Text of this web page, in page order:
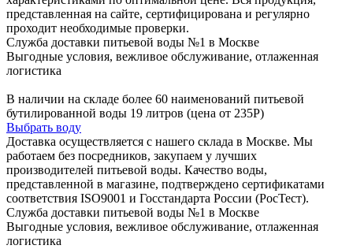
представленная на сайте, сертифицирована и регулярно
проходит необходимые проверки.
Служба доставки питьевой воды №1 в Москве
Выгодные условия, вежливое обслуживание, отлаженная
логистика
В наличии на складе более 60 наименований питьевой
бутилированной воды 19 литров (цена от 235Р)
Выбрать воду
Доставка осуществляется с нашего склада в Москве. Мы
работаем без посредников, закупаем у лучших
производителей питьевой воды. Качество воды,
представленной в магазине, подтверждено сертификатами
соответствия ISO9001 и Госстандарта России (РосТест).
Служба доставки питьевой воды №1 в Москве
Выгодные условия, вежливое обслуживание, отлаженная
логистика